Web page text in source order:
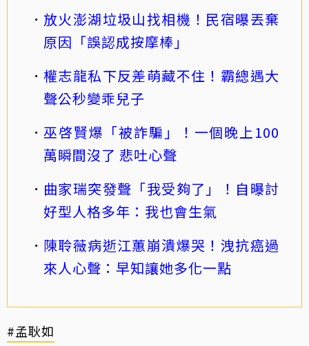
放火澎湖垃圾山找相機！民宿曝丟棄
原因「誤認成按摩棒」
權志龍私下反差萌藏不住！霸總遇大
聲公秒變乖兒子
巫啓賢爆「被詐騙」！一個晚上100
萬瞬間沒了 悲吐心聲
曲家瑞突發聲「我受夠了」！自曝討
好型人格多年：我也會生氣
陳聆薇病逝江蕙崩潰爆哭！洩抗癌過
來人心聲：早知讓她多化一點
#孟耿如